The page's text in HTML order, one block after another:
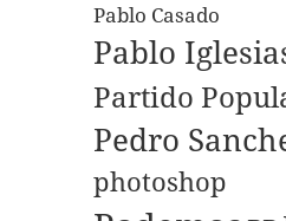
Pablo Casado
Pablo
Partido
Pedro
photoshop